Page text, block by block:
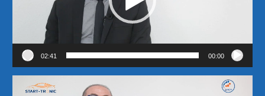
00:00
02:41